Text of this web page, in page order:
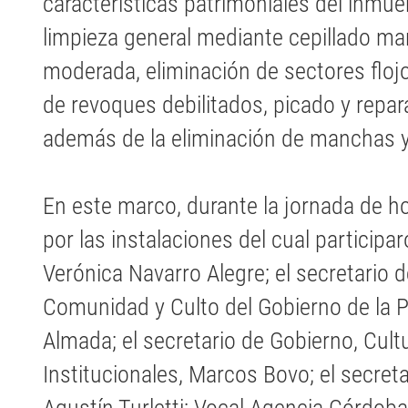
limpieza general mediante cepillado
moderada, eliminación de sectores
de revoques debilitados, picado y
además de la eliminación de manchas
En este marco, durante la jornada de
por las instalaciones del cual
Verónica Navarro Alegre; el secretario
Comunidad y Culto del Gobierno de la
Almada; el secretario de Gobierno,
Institucionales, Marcos Bovo; el